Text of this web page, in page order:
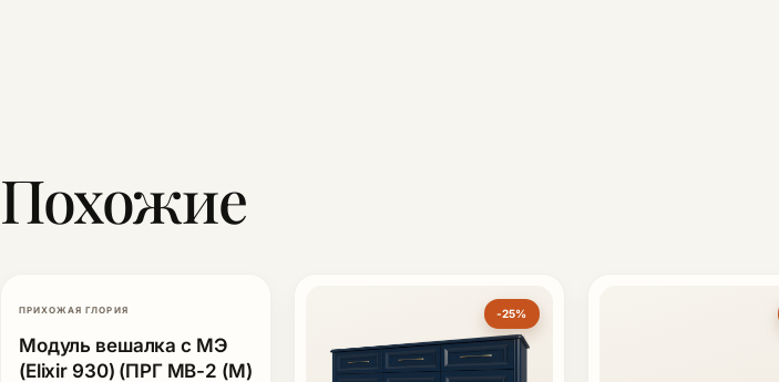
Похожие
ПРИХОЖАЯ ГЛОРИЯ
Модуль вешалка с МЭ
(Elixir 930) (ПРГ МВ-2 (М)
-25%